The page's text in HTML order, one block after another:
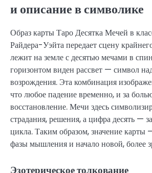
и описание в символике
Образ карты Таро Десятка Мечей в
Райдера-Уэйта передает сцену
лежит на земле с десятью мечами в
горизонтом виден рассвет — символ
возрождения. Эта комбинация
что любое падение временно, и за
восстановление. Мечи здесь
страдания, решения, а цифра десять —
цикла. Таким образом, значение карты
фазы мышления и начало новой, более
Эзотерическое толкование